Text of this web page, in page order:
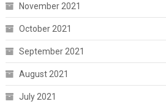
November 2021
October 2021
September 2021
August 2021
July 2021